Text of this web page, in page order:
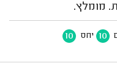
מומלץ.
10 יחס 10